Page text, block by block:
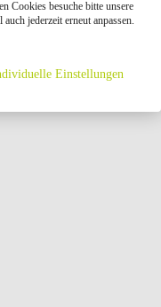
Cookies besuche bitte unsere
jederzeit erneut anpassen.
Einstellungen